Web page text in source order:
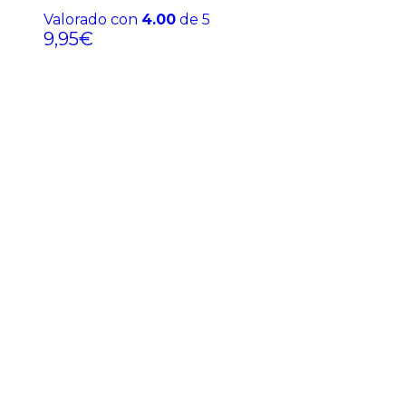
Valorado con 4.00 de 5
9,95€